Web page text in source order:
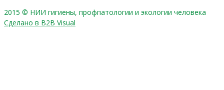
2015 © НИИ гигиены, профпатологии и экологии человека
Сделано в B2B Visual